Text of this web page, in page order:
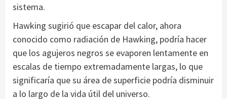
sistema.
Hawking sugirió que escapar del calor, ahora
conocido como radiación de Hawking, podría hacer
que los agujeros negros se evaporen lentamente en
escalas de tiempo extremadamente largas, lo que
significaría que su área de superficie podría disminuir
a lo largo de la vida útil del universo.